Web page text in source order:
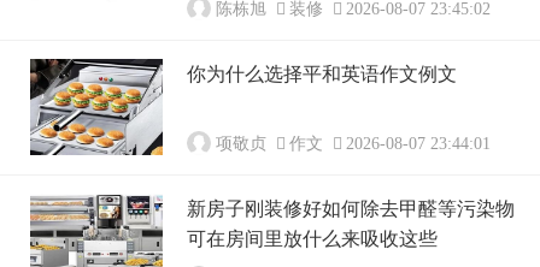
陈栋旭 装修 2026-08-07 23:45:02
你为什么选择平和英语作文例文
项敬贞 作文 2026-08-07 23:44:01
新房子刚装修好如何除去甲醛等污染物
可在房间里放什么来吸收这些